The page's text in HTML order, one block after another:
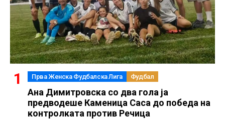
Прва Женска Фудбалска Лига Фудбал
Ана Димитровска со два гола ја
предводеше Каменица Саса до победа на
контролката против Речица